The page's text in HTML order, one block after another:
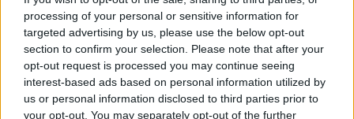
processing of your personal or sensitive information for
targeted advertising by us, please use the below opt-out
section to confirm your selection. Please note that after your
opt-out request is processed you may continue seeing
interest-based ads based on personal information utilized by
us or personal information disclosed to third parties prior to
your opt-out. You may separately opt-out of the further